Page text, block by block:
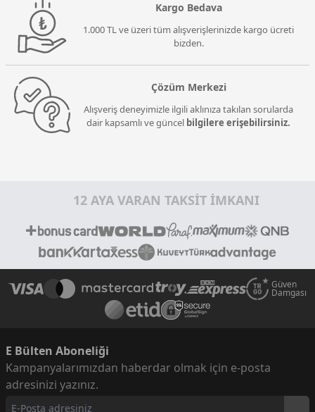
Kargo Bedava
1.000 TL ve üzeri tüm alışverişlerinizde kargo ücreti
bizden.
Çözüm Merkezi
Alışveriş deneyimizle ilgili aklınıza takılan sorularda
dair kapsamlı ve güncel bilgilere erişebilirsiniz.
12 AYA VARAN TAKSİT İMKANI
Güven
Damgası
E Bülten Aboneliği
Kampanyalarımızdan haberdar olmak için e-posta
adresinizi yazınız.